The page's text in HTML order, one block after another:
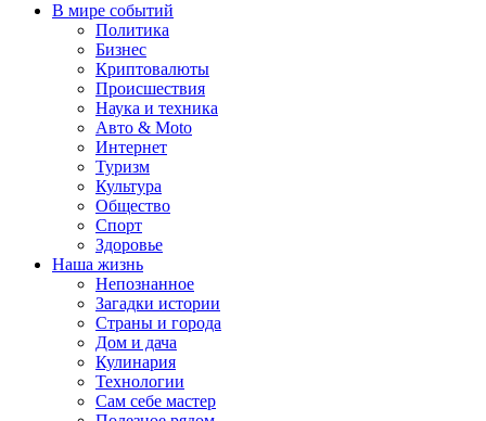
В мире событий
Политика
Бизнес
Криптовалюты
Происшествия
Наука и техника
Авто & Moto
Интернет
Туризм
Культура
Общество
Спорт
Здоровье
Наша жизнь
Непознанное
Загадки истории
Страны и города
Дом и дача
Кулинария
Технологии
Сам себе мастер